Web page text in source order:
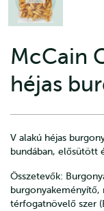
McCain
héjas
V alakú héjas
bundában, elősütött
Összetevők:
burgonyakeményítő,
térfogatnövelő szer